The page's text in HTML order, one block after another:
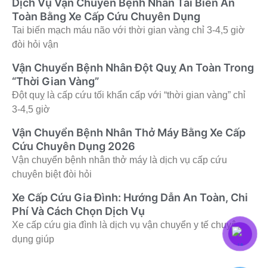
Dịch Vụ Vận Chuyển Bệnh Nhân Tai Biến An
Toàn Bằng Xe Cấp Cứu Chuyên Dụng
Tai biến mạch máu não với thời gian vàng chỉ 3-4,5 giờ
đòi hỏi vận
Vận Chuyển Bệnh Nhân Đột Quỵ An Toàn Trong
“Thời Gian Vàng”
Đột quỵ là cấp cứu tối khẩn cấp với “thời gian vàng” chỉ
3-4,5 giờ
Vận Chuyển Bệnh Nhân Thở Máy Bằng Xe Cấp
Cứu Chuyên Dụng 2026
Vận chuyển bệnh nhân thở máy là dịch vụ cấp cứu
chuyên biệt đòi hỏi
Xe Cấp Cứu Gia Đình: Hướng Dẫn An Toàn, Chi
Phí Và Cách Chọn Dịch Vụ
Xe cấp cứu gia đình là dịch vụ vận chuyển y tế chuyên
dụng giúp